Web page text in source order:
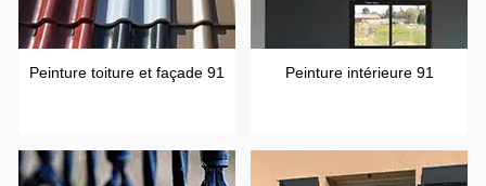
Peinture toiture et façade 91 Peinture intérieure 91